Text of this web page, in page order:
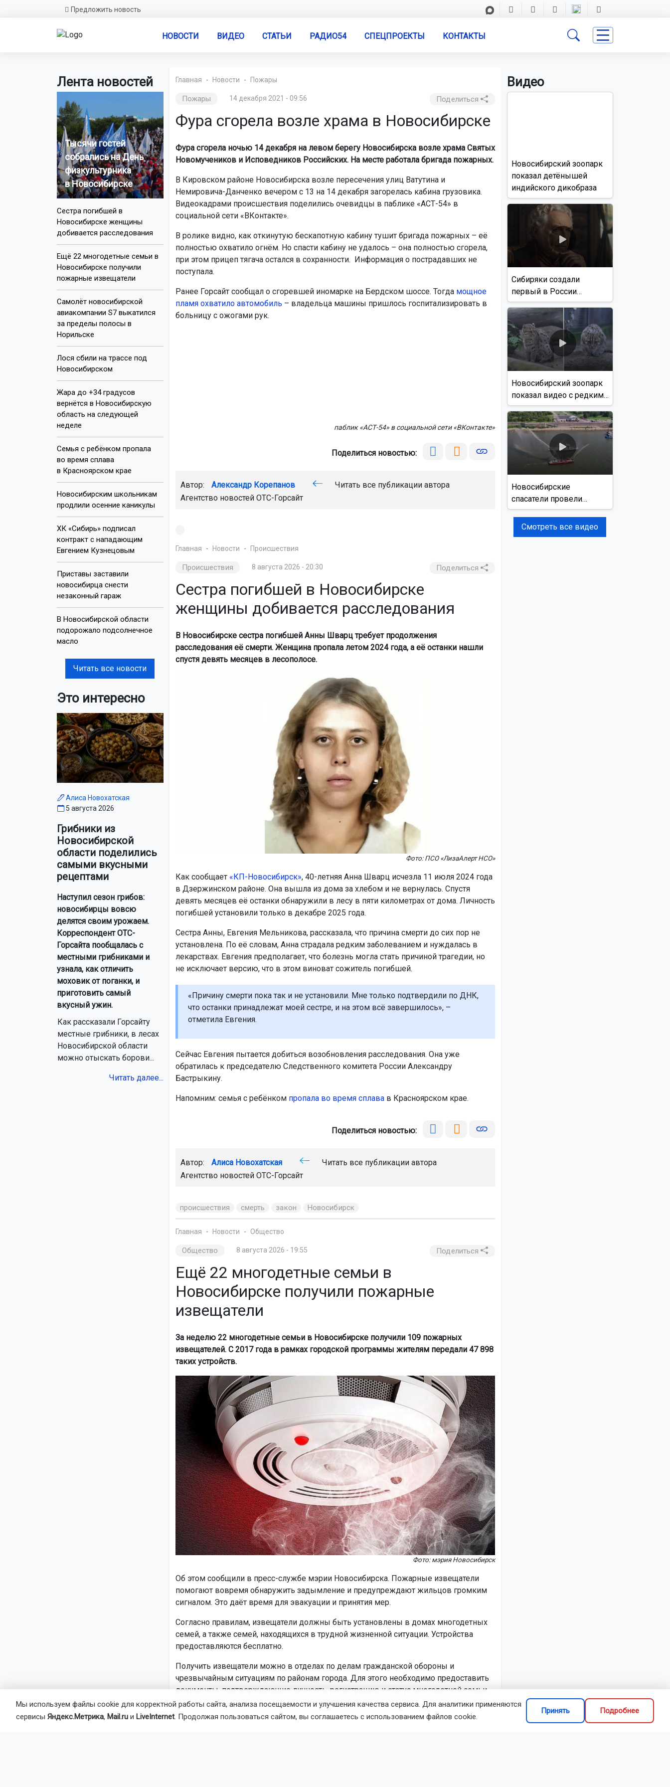
Предложить новость
НОВОСТИ ВИДЕО СТАТЬИ РАДИО54 СПЕЦПРОЕКТЫ КОНТАКТЫ
Лента новостей
Тысячи гостей
собрались на День
физкультурника
в Новосибирске
Сестра погибшей в
Новосибирске женщины
добивается расследования
Ещё 22 многодетные семьи в
Новосибирске получили
пожарные извещатели
Самолёт новосибирской
авиакомпании S7 выкатился
за пределы полосы в
Норильске
Лося сбили на трассе под
Новосибирском
Жара до +34 градусов
вернётся в Новосибирскую
область на следующей
неделе
Семья с ребёнком пропала
во время сплава
в Красноярском крае
Новосибирским школьникам
продлили осенние каникулы
ХК «Сибирь» подписал
контракт с нападающим
Евгением Кузнецовым
Приставы заставили
новосибирца снести
незаконный гараж
В Новосибирской области
подорожало подсолнечное
масло
Читать все новости
Это интересно
Алиса Новохатская
5 августа 2026
Грибники из
Новосибирской
области поделились
самыми вкусными
рецептами
Наступил сезон грибов:
новосибирцы вовсю
делятся своим урожаем.
Корреспондент ОТС-
Горсайта пообщалась с
местными грибниками и
узнала, как отличить
моховик от поганки, и
приготовить самый
вкусный ужин.
Как рассказали Горсайту
местные грибники, в лесах
Новосибирской области
можно отыскать борови...
Читать далее...
Главная Новости Пожары
Пожары 14 декабря 2021 - 09:56 Поделиться
Фура сгорела возле храма в Новосибирске
Фура сгорела ночью 14 декабря на левом берегу Новосибирска возле храма Святых
Новомучеников и Исповедников Российских. На месте работала бригада пожарных.
В Кировском районе Новосибирска возле пересечения улиц Ватутина и
Немировича-Данченко вечером с 13 на 14 декабря загорелась кабина грузовика.
Видеокадрами происшествия поделились очевидцы в паблике «АСТ-54» в
социальной сети «ВКонтакте».
В ролике видно, как откинутую бескапотную кабину тушит бригада пожарных – её
полностью охватило огнём. Но спасти кабину не удалось – она полностью сгорела,
при этом прицеп тягача остался в сохранности. Информация о пострадавших не
поступала.
Ранее Горсайт сообщал о сгоревшей иномарке на Бердском шоссе. Тогда мощное
пламя охватило автомобиль – владельца машины пришлось госпитализировать в
больницу с ожогами рук.
паблик «АСТ-54» в социальной сети «ВКонтакте»
Поделиться новостью:
Автор: Александр Корепанов
Читать все публикации автора
Агентство новостей ОТС-Горсайт
Главная Новости Происшествия
Происшествия 8 августа 2026 - 20:30 Поделиться
Сестра погибшей в Новосибирске
женщины добивается расследования
В Новосибирске сестра погибшей Анны Шварц требует продолжения
расследования её смерти. Женщина пропала летом 2024 года, а её останки нашли
спустя девять месяцев в лесополосе.
Фото: ПСО «ЛизаАлерт НСО»
Как сообщает «КП-Новосибирск», 40-летняя Анна Шварц исчезла 11 июля 2024 года
в Дзержинском районе. Она вышла из дома за хлебом и не вернулась. Спустя
девять месяцев её останки обнаружили в лесу в пяти километрах от дома. Личность
погибшей установили только в декабре 2025 года.
Сестра Анны, Евгения Мельникова, рассказала, что причина смерти до сих пор не
установлена. По её словам, Анна страдала редким заболеванием и нуждалась в
лекарствах. Евгения предполагает, что болезнь могла стать причиной трагедии, но
не исключает версию, что в этом виноват сожитель погибшей.
«Причину смерти пока так и не установили. Мне только подтвердили по ДНК,
что останки принадлежат моей сестре, и на этом всё завершилось», –
отметила Евгения.
Сейчас Евгения пытается добиться возобновления расследования. Она уже
обратилась к председателю Следственного комитета России Александру
Бастрыкину.
Напомним: семья с ребёнком пропала во время сплавав Красноярском крае.
Поделиться новостью:
Автор: Алиса Новохатская
Читать все публикации автора
Агентство новостей ОТС-Горсайт
происшествия смерть закон Новосибирск
Главная Новости Общество
Общество 8 августа 2026 - 19:55 Поделиться
Ещё 22 многодетные семьи в
Новосибирске получили пожарные
извещатели
За неделю 22 многодетные семьи в Новосибирске получили 109 пожарных
извещателей. С 2017 года в рамках городской программы жителям передали 47 898
таких устройств.
Фото: мэрия Новосибирск
Об этом сообщили в пресс-службе мэрии Новосибирска. Пожарные извещатели
помогают вовремя обнаружить задымление и предупреждают жильцов громким
сигналом. Это даёт время для эвакуации и принятия мер.
Согласно правилам, извещатели должны быть установлены в домах многодетных
семей, а также семей, находящихся в трудной жизненной ситуации. Устройства
предоставляются бесплатно.
Получить извещатели можно в отделах по делам гражданской обороны и
чрезвычайным ситуациям по районам города. Для этого необходимо предоставить
документы, подтверждающие личность, регистрацию и статус многодетной семьи.
Напомним: пожарные извещатели спасли49 новосибирцев.
Видео
Новосибирский зоопарк
показал детёнышей
индийского дикобраза
Сибиряки создали
первый в России
документальный фильм
с использованием ИИ
Новосибирский зоопарк
показал видео с редким
виверровым котом
Новосибирские
спасатели провели
учения на реке Обь
Смотреть все видео
Мы используем файлы cookie для корректной работы сайта, анализа посещаемости и улучшения качества сервиса. Для аналитики применяются
сервисы Яндекс.Метрика, Mail.ru и LiveInternet. Продолжая пользоваться сайтом, вы соглашаетесь с использованием файлов cookie.
Принять Подробнее